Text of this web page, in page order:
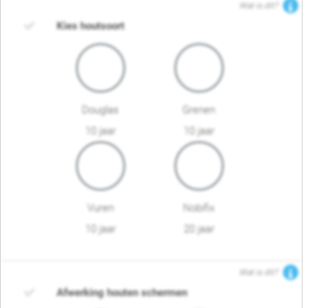
Wat is dit?
Kies houtsoort
Douglas
10 jaar
Grenen
10 jaar
Vuren
10 jaar
Nobifix
20 jaar
Wat is dit?
Afwerking houten schermen